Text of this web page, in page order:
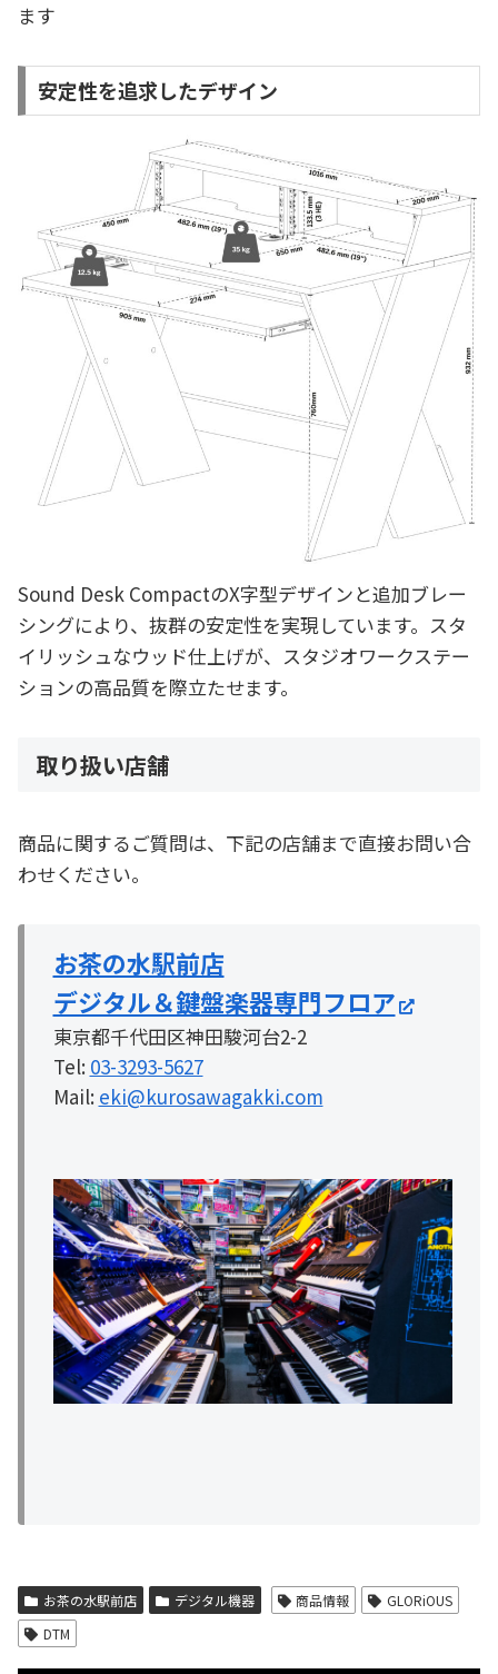
ます
安定性を追求したデザイン
Sound Desk CompactのX字型デザインと追加ブレー
シングにより、抜群の安定性を実現しています。スタ
イリッシュなウッド仕上げが、スタジオワークステー
ションの高品質を際立たせます。
取り扱い店舗
商品に関するご質問は、下記の店舗まで直接お問い合
わせください。
お茶の水駅前店
デジタル＆鍵盤楽器専門フロア
東京都千代田区神田駿河台2-2
Tel: 03-3293-5627
Mail: eki@kurosawagakki.com
お茶の水駅前店 デジタル機器 商品情報
GLORiOUS
DTM